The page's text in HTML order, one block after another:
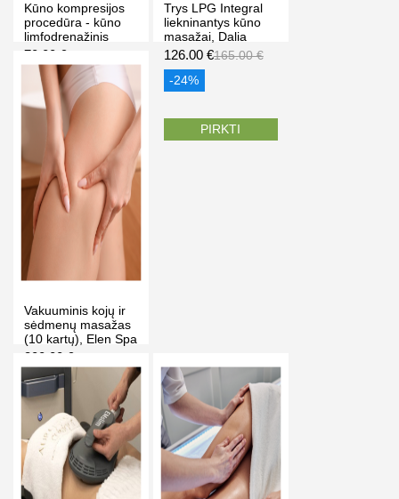
Kūno kompresijos
procedūra - kūno
limfodrenažinis
masažas 10 kartų,
Elen Spa Vilniuje
70.00 €
-42%
PIRKTI
Trys LPG Integral
liekninantys kūno
masažai, Dalia
grožio studija
126.00 €165.00 €
-24%
PIRKTI
Vakuuminis kojų ir
sėdmenų masažas
(10 kartų), Elen Spa
Vilniuje
300.00 €
-19%
PIRKTI